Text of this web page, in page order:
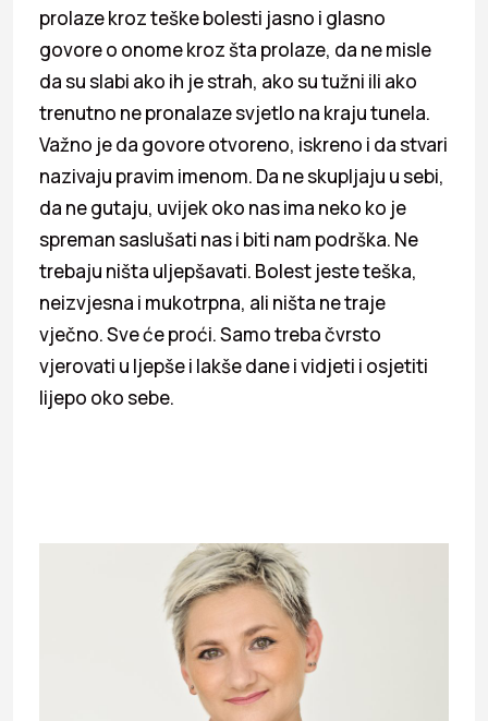
prolaze kroz teške bolesti jasno i glasno
govore o onome kroz šta prolaze, da ne misle
da su slabi ako ih je strah, ako su tužni ili ako
trenutno ne pronalaze svjetlo na kraju tunela.
Važno je da govore otvoreno, iskreno i da stvari
nazivaju pravim imenom. Da ne skupljaju u sebi,
da ne gutaju, uvijek oko nas ima neko ko je
spreman saslušati nas i biti nam podrška. Ne
trebaju ništa uljepšavati. Bolest jeste teška,
neizvjesna i mukotrpna, ali ništa ne traje
vječno. Sve će proći. Samo treba čvrsto
vjerovati u ljepše i lakše dane i vidjeti i osjetiti
lijepo oko sebe.